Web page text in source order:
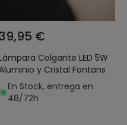
39,95 €
Colgante LED 5W
y Cristal Fontans
En Stock, entrega en
48/72h